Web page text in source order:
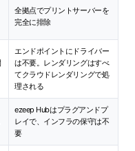
全拠点でプリントサーバーを
完全に排除
エンドポイントにドライバー
は不要。レンダリングはすべ
てクラウドレンダリングで処
理される
ezeep Hubはプラグアンドプ
レイで、インフラの保守は不
要